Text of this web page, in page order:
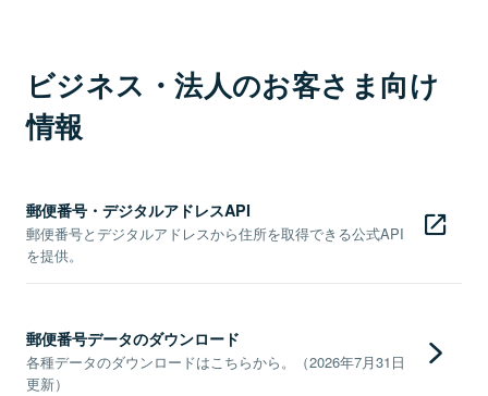
ビジネス・法人のお客さま向け
情報
郵便番号・デジタルアドレスAPI
郵便番号とデジタルアドレスから住所を取得できる公式API
を提供。
郵便番号データのダウンロード
各種データのダウンロードはこちらから。（2026年7月31日
更新）